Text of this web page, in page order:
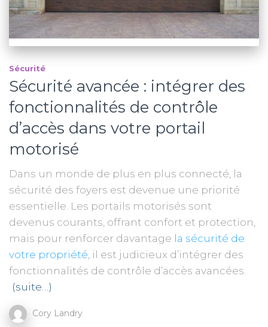
Sécurité
Sécurité avancée : intégrer des
fonctionnalités de contrôle
d’accès dans votre portail
motorisé
Dans un monde de plus en plus connecté, la
sécurité des foyers est devenue une priorité
essentielle. Les portails motorisés sont
devenus courants, offrant confort et protection,
mais pour renforcer davantage la sécurité de
votre propriété , il est judicieux d’intégrer des
fonctionnalités de contrôle d’accès avancées.
(suite…)
Cory Landry